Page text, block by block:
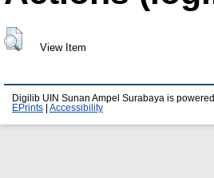
View Item
Digilib UIN Sunan Ampel Surabaya is
EPrints
Accessibility